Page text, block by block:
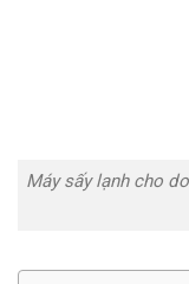
Máy sấy lạnh cho